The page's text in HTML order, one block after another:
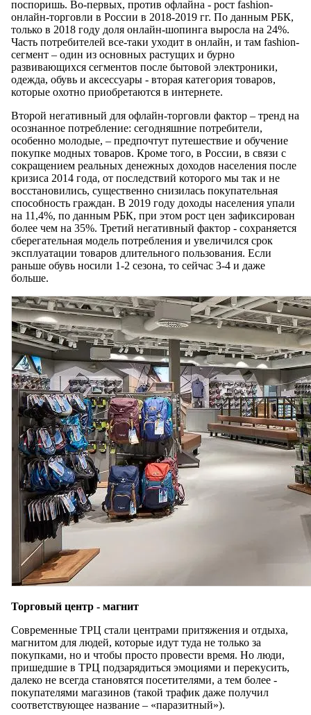
поспоришь. Во-первых, против офлайна - рост fashion-
онлайн-торговли в России в 2018-2019 гг. По данным РБК,
только в 2018 году доля онлайн-шопинга выросла на 24%.
Часть потребителей все-таки уходит в онлайн, и там fashion-
сегмент – один из основных растущих и бурно
развивающихся сегментов после бытовой электроники,
одежда, обувь и аксессуары - вторая категория товаров,
которые охотно приобретаются в интернете.
Второй негативный для офлайн-торговли фактор – тренд на
осознанное потребление: сегодняшние потребители,
особенно молодые, – предпочтут путешествие и обучение
покупке модных товаров. Кроме того, в России, в связи с
сокращением реальных денежных доходов населения после
кризиса 2014 года, от последствий которого мы так и не
восстановились, существенно снизилась покупательная
способность граждан. В 2019 году доходы населения упали
на 11,4%, по данным РБК, при этом рост цен зафиксирован
более чем на 35%. Третий негативный фактор - сохраняется
сберегательная модель потребления и увеличился срок
эксплуатации товаров длительного пользования. Если
раньше обувь носили 1-2 сезона, то сейчас 3-4 и даже
больше.
Торговый центр - магнит
Современные ТРЦ стали центрами притяжения и отдыха,
магнитом для людей, которые идут туда не только за
покупками, но и чтобы просто провести время. Но люди,
пришедшие в ТРЦ подзарядиться эмоциями и перекусить,
далеко не всегда становятся посетителями, а тем более -
покупателями магазинов (такой трафик даже получил
соответствующее название – «паразитный»).